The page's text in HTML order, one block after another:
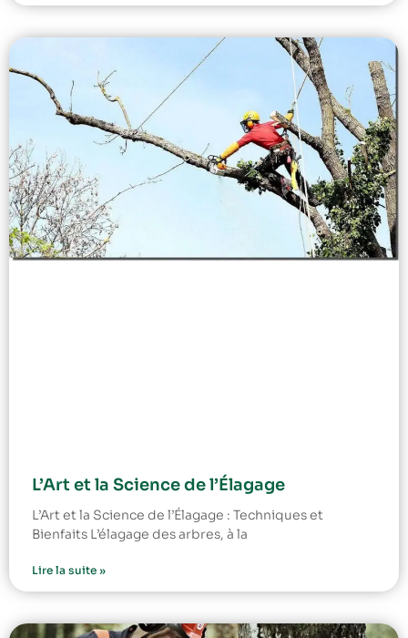
L’Art et la Science de l’Élagage
L’Art et la Science de l’Élagage : Techniques et
Bienfaits L’élagage des arbres, à la
Lire la suite »